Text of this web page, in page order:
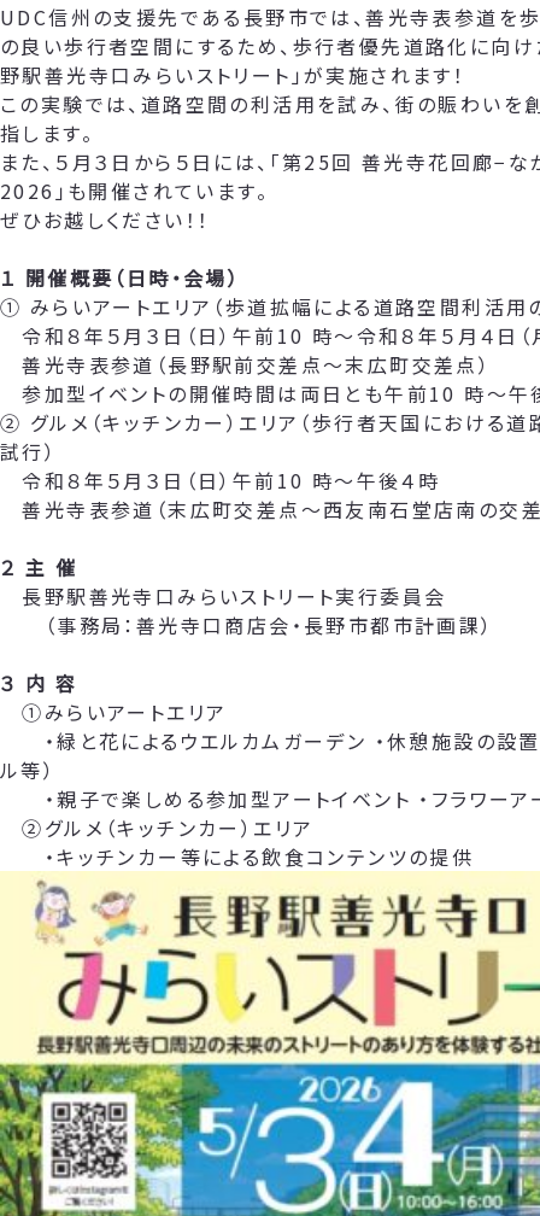
UDC信州の支援先である長野市では、善光寺表参道を歩
の良い歩行者空間にするため、歩行者優先道路化に向け
野駅善光寺口みらいストリート」が実施されます！
この実験では、道路空間の利活用を試み、街の賑わいを
指します。
また、５月３日から５日には、「第25回 善光寺花回廊−な
2026」も開催されています。
ぜひお越しください！！
１ 開催概要（日時・会場）
① みらいアートエリア（歩道拡幅による道路空間利活用
令和８年５月３日（日）午前10 時～令和８年５月４日（
善光寺表参道（長野駅前交差点～末広町交差点）
参加型イベントの開催時間は両日とも午前10 時～午
② グルメ（キッチンカー）エリア（歩行者天国における
試行）
令和８年５月３日（日）午前10 時～午後４時
善光寺表参道（末広町交差点～西友南石堂店南の交
２ 主 催
長野駅善光寺口みらいストリート実行委員会
（事務局：善光寺口商店会・長野市都市計画課）
３ 内 容
①みらいアートエリア
・緑と花によるウエルカムガーデン ・休憩施設の設置
ル等）
・親子で楽しめる参加型アートイベント ・フラワーア
②グルメ（キッチンカー）エリア
・キッチンカー等による飲食コンテンツの提供